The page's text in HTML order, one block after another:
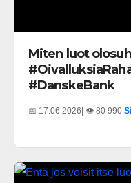
Miten luot
#DanskeBank
📅 17.06.2026 | 👁️ 80 990